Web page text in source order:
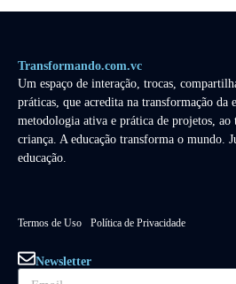
Transformando.com.vc
Um espaço de interação, trocas,
práticas, que acredita na transformação da
metodologia ativa e prática de projetos,
criança. A educação transforma o mundo.
educação.
Termos de Uso Política de Privacidade
Newsletter